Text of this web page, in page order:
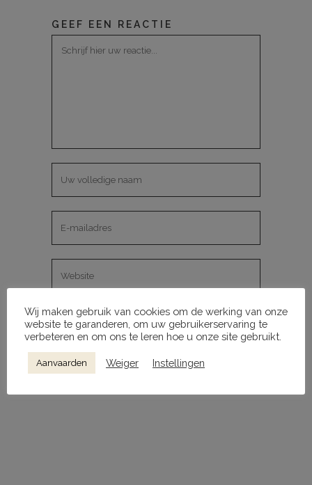
GEEF EEN REACTIE
Mijn naam, e-mail en site opslaan in
deze browser voor de volgende keer
wanneer ik een reactie plaats.
Wij maken gebruik van cookies om de werking van onze
website te garanderen, om uw gebruikerservaring te
verbeteren en om ons te leren hoe u onze site gebruikt.
Aanvaarden Weiger Instellingen